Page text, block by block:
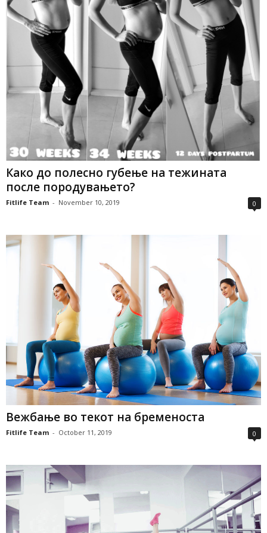
Како до полесно губење на тежината
после породувањето?
Fitlife Team - November 10, 2019 0
Вежбање во текот на бременоста
Fitlife Team - October 11, 2019 0